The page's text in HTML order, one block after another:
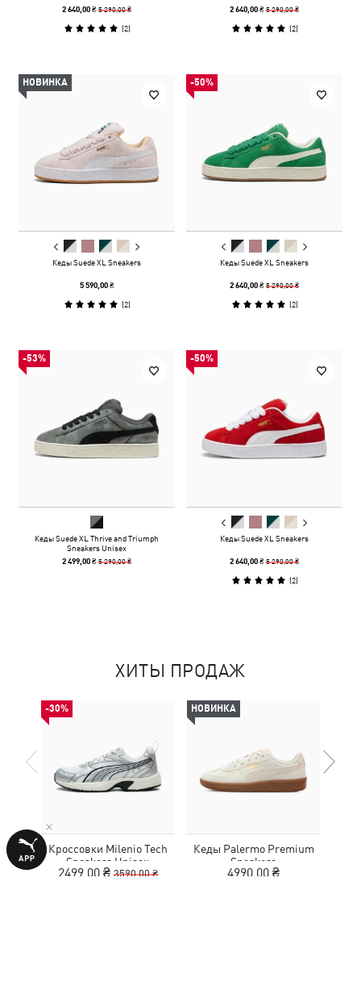
2 640,00 ₴5 290,00 ₴
(2)
2 640,00 ₴5 290,00 ₴
(2)
НОВИНКА
Кеды Suede XL Sneakers
5 590,00 ₴
(2)
-50%
Кеды Suede XL Sneakers
2 640,00 ₴5 290,00 ₴
(2)
-53%
Кеды Suede XL Thrive and Triumph
Sneakers Unisex
2 499,00 ₴5 290,00 ₴
-50%
Кеды Suede XL Sneakers
2 640,00 ₴5 290,00 ₴
(2)
ХИТЫ ПРОДАЖ
-30%
Кроссовки Milenio Tech
Sneakers Unisex
2499,00 ₴ 3590,00 ₴
НОВИНКА
Кеды Palermo Premium
Sneakers
4990,00 ₴